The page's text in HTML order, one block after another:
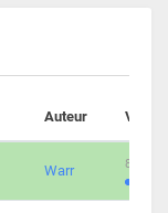
Auteur
Warr 801